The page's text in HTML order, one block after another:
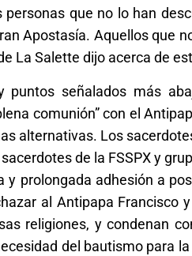
personas que no lo han
Apostasía. Aquellos que
La Salette dijo acerca de
puntos señalados más
comunión” con el
alternativas. Los
de la FSSPX y
y prolongada adhesión a
al Antipapa Francisco
religiones, y condenan
del bautismo para